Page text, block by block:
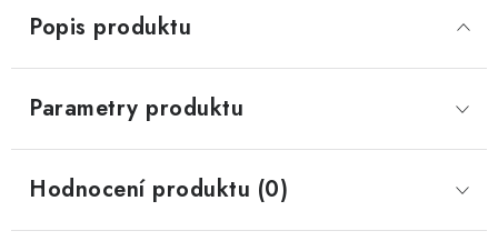
Popis produktu
Parametry produktu
Hodnocení produktu (0)